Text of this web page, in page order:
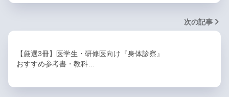
次の記事
【厳選3冊】医学生・研修医向け『身体診察』
おすすめ参考書・教科…